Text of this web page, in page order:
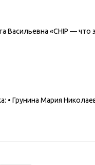
«CHIP — что
Грунина Мария